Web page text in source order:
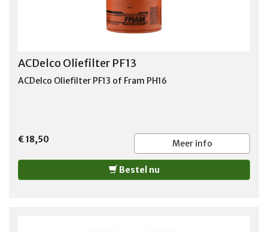
ACDelco Oliefilter PF13
ACDelco Oliefilter PF13 of Fram PH16
€ 18,50 Meer info
Bestel nu